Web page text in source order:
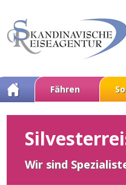
Fähren
Wir sind